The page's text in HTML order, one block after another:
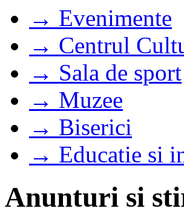
→ Evenimente
→ Centrul
→ Sala de sport
→ Muzee
→ Biserici
→ Educatie si
Anunturi si